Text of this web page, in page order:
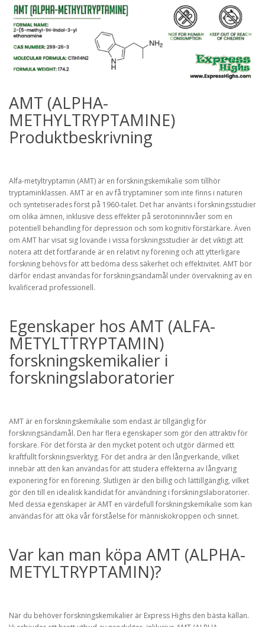
AMT (ALPHA-
METHYLTRYPTAMINE)
Produktbeskrivning
Alfa-metyltryptamin (AMT) är en forskningskemikalie som tillhör
tryptaminklassen. AMT är en av få tryptaminer som inte finns i naturen
och syntetiserades först på 1960-talet. Det har använts i forskningsstudier
om olika ämnen, inklusive dess effekter på serotoninnivåer som en
potentiell behandling för depression och som kognitiv förstärkare. Även
om AMT har visat sig lovande i vissa forskningsstudier är det viktigt att
notera att det fortfarande är en relativt ny förening och att ytterligare
forskning behövs för att bedöma dess säkerhet och effektivitet. AMT bör
därför endast användas för forskningsändamål under övervakning av en
kvalificerad professionell.
Egenskaper hos AMT (ALFA-
METYLTTRYPTAMIN)
forskningskemikalier i
forskningslaboratorier
AMT är en forskningskemikalie som endast är tillgänglig för
forskningsändamål. Den har flera egenskaper som gör den attraktiv för
forskare. För det första är den mycket potent och utgör därmed ett
kraftfullt forskningsverktyg. För det andra är den långverkande, vilket
innebär att den kan användas för att studera effekterna av långvarig
exponering för en förening. Slutligen är den billig och lättillgänglig, vilket
gör den till en idealisk kandidat för användning i forskningslaboratorier.
Med dessa egenskaper är AMT en värdefull forskningskemikalie som kan
användas för att öka vår förståelse för människokroppen och sinnet.
Var kan man köpa AMT (ALPHA-
METYLTRYPTAMIN)?
När du behöver forskningskemikalier är Express Highs den bästa källan.